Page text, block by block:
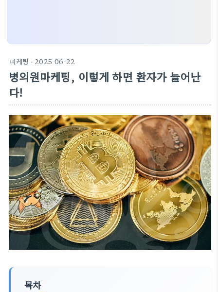
마케팅 · 2025-06-22
병의원마케팅, 이렇게 하면 환자가 늘어난
다!
목차